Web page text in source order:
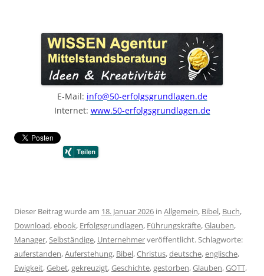
E-Mail: info@50-erfolgsgrundlagen.de
Internet: www.50-erfolgsgrundlagen.de
Dieser Beitrag wurde am 18. Januar 2026 in Allgemein, Bibel, Buch,
Download,ebook, Erfolgsgrundlagen, Führungskräfte,Glauben,
Manager,Selbständige, Unternehmerveröffentlicht. Schlagworte:
auferstanden,Auferstehung, Bibel,Christus,deutsche,englische,
Ewigkeit,Gebet,gekreuzigt,Geschichte,gestorben,Glauben,GOTT,